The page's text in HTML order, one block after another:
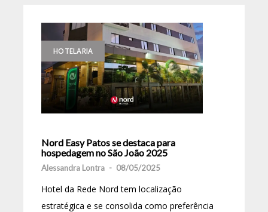
HOTELARIA
Nord Easy Patos se destaca para
hospedagem no São João 2025
Alessandra Lontra - 08/05/2025
Hotel da Rede Nord tem localização
estratégica e se consolida como preferência